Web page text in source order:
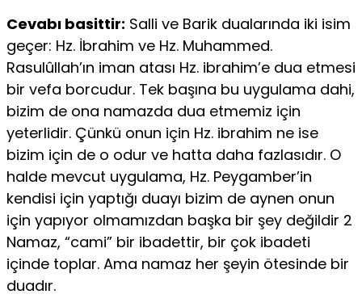
Cevabı basittir: Salli ve Barik dualarında iki isim
geçer: Hz. İbrahim ve Hz. Muhammed.
Rasulûllah’ın iman atası Hz. ibrahim’e dua etmesi
bir vefa borcudur. Tek başına bu uygulama dahi,
bizim de ona namazda dua etmemiz için
yeterlidir. Çünkü onun için Hz. ibrahim ne ise
bizim için de o odur ve hatta daha fazlasıdır. O
halde mevcut uygulama, Hz. Peygamber’in
kendisi için yaptığı duayı bizim de aynen onun
için yapıyor olmamızdan başka bir şey değildir 2
Namaz, “cami” bir ibadettir, bir çok ibadeti
içinde toplar. Ama namaz her şeyin ötesinde bir
duadır.